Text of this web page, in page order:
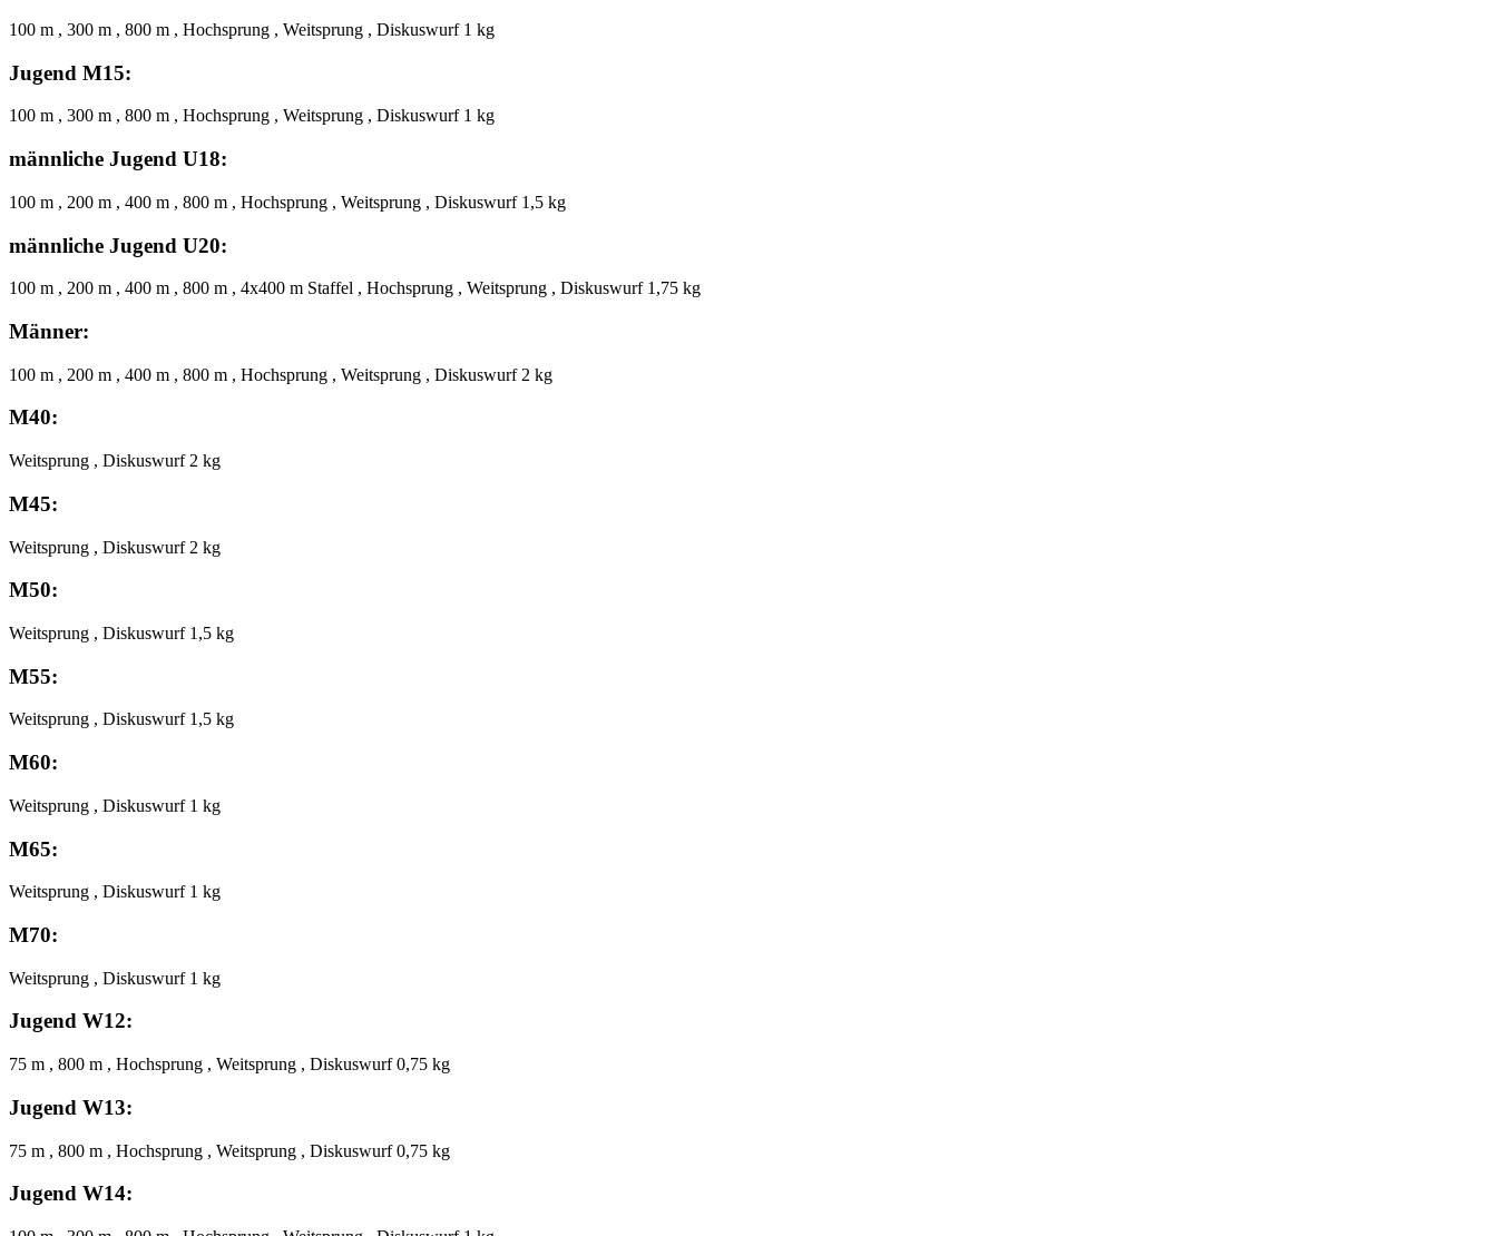
100 m , 300 m , 800 m , Hochsprung , Weitsprung , Diskuswurf 1 kg
Jugend M15:
100 m , 300 m , 800 m , Hochsprung , Weitsprung , Diskuswurf 1 kg
männliche Jugend U18:
100 m , 200 m , 400 m , 800 m , Hochsprung , Weitsprung , Diskuswurf 1,5 kg
männliche Jugend U20:
100 m , 200 m , 400 m , 800 m , 4x400 m Staffel , Hochsprung , Weitsprung , Diskuswurf 1,75 kg
Männer:
100 m , 200 m , 400 m , 800 m , Hochsprung , Weitsprung , Diskuswurf 2 kg
M40:
Weitsprung , Diskuswurf 2 kg
M45:
Weitsprung , Diskuswurf 2 kg
M50:
Weitsprung , Diskuswurf 1,5 kg
M55:
Weitsprung , Diskuswurf 1,5 kg
M60:
Weitsprung , Diskuswurf 1 kg
M65:
Weitsprung , Diskuswurf 1 kg
M70:
Weitsprung , Diskuswurf 1 kg
Jugend W12:
75 m , 800 m , Hochsprung , Weitsprung , Diskuswurf 0,75 kg
Jugend W13:
75 m , 800 m , Hochsprung , Weitsprung , Diskuswurf 0,75 kg
Jugend W14: